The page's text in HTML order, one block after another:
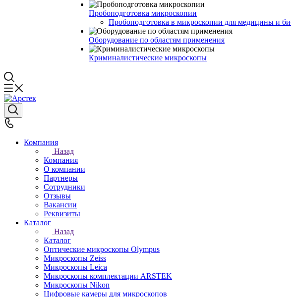
Пробоподготовка микроскопии
Пробоподготовка в микроскопии для медицины и
Оборудование по областям применения
Криминалистические микроскопы
Компания
Назад
Компания
О компании
Партнеры
Сотрудники
Отзывы
Вакансии
Реквизиты
Каталог
Назад
Каталог
Оптические микроскопы Olympus
Микроскопы Zeiss
Микроскопы Leica
Микроскопы комплектации ARSTEK
Микроскопы Nikon
Цифровые камеры для микроскопов